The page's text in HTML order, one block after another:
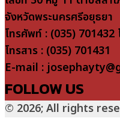
จังหวัดพระนครศรีอยุธยา
โทรศัพท์ : (035)
โทรสาร : (035) 701431
E-mail :
FOLLOW US
© 2026; All rights